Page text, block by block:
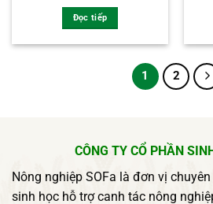
Đọc tiếp
1 2
CÔNG TY CỔ PHẦN
Nông nghiệp SOFa là đơn vị
sinh học hỗ trợ canh tác nông